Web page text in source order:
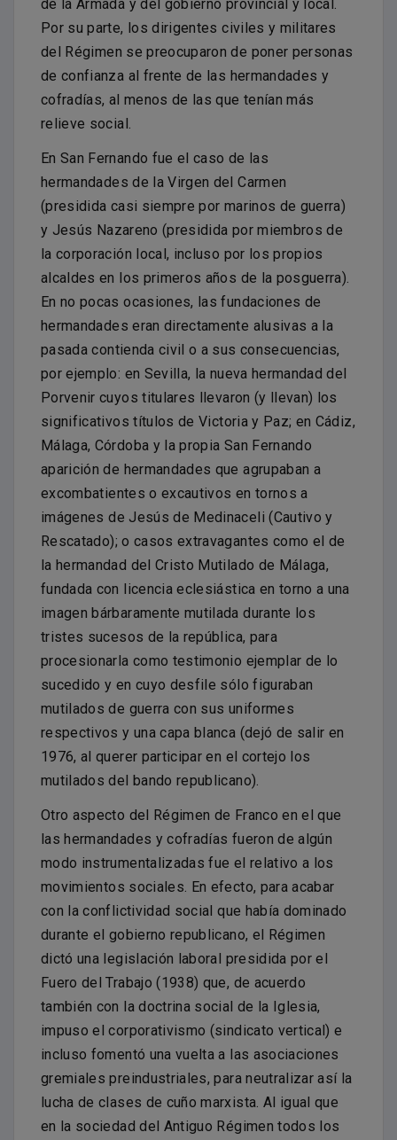
de la Armada y del gobierno provincial y local.
Por su parte, los dirigentes civiles y militares
del Régimen se preocuparon de poner personas
de confianza al frente de las hermandades y
cofradías, al menos de las que tenían más
relieve social.
En San Fernando fue el caso de las
hermandades de la Virgen del Carmen
(presidida casi siempre por marinos de guerra)
y Jesús Nazareno (presidida por miembros de
la corporación local, incluso por los propios
alcaldes en los primeros años de la posguerra).
En no pocas ocasiones, las fundaciones de
hermandades eran directamente alusivas a la
pasada contienda civil o a sus consecuencias,
por ejemplo: en Sevilla, la nueva hermandad del
Porvenir cuyos titulares llevaron (y llevan) los
significativos títulos de Victoria y Paz; en Cádiz,
Málaga, Córdoba y la propia San Fernando
aparición de hermandades que agrupaban a
excombatientes o excautivos en tornos a
imágenes de Jesús de Medinaceli (Cautivo y
Rescatado); o casos extravagantes como el de
la hermandad del Cristo Mutilado de Málaga,
fundada con licencia eclesiástica en torno a una
imagen bárbaramente mutilada durante los
tristes sucesos de la república, para
procesionarla como testimonio ejemplar de lo
sucedido y en cuyo desfile sólo figuraban
mutilados de guerra con sus uniformes
respectivos y una capa blanca (dejó de salir en
1976, al querer participar en el cortejo los
mutilados del bando republicano).
Otro aspecto del Régimen de Franco en el que
las hermandades y cofradías fueron de algún
modo instrumentalizadas fue el relativo a los
movimientos sociales. En efecto, para acabar
con la conflictividad social que había dominado
durante el gobierno republicano, el Régimen
dictó una legislación laboral presidida por el
Fuero del Trabajo (1938) que, de acuerdo
también con la doctrina social de la Iglesia,
impuso el corporativismo (sindicato vertical) e
incluso fomentó una vuelta a las asociaciones
gremiales preindustriales, para neutralizar así la
lucha de clases de cuño marxista. Al igual que
en la sociedad del Antiguo Régimen todos los